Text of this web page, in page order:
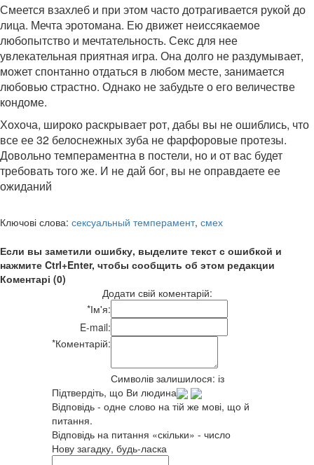
Смеется взахлеб и при этом часто дотрагивается рукой до
лица. Мечта эротомана. Ею движет неиссякаемое
любопытство и мечтательность. Секс для нее
увлекательная приятная игра. Она долго не раздумывает,
может спонтанно отдаться в любом месте, занимается
любовью страстно. Однако не забудьте о его величестве
кондоме.
Хохоча, широко раскрывает рот, дабы вы не ошиблись, что
все ее 32 белоснежных зуба не фарфоровые протезы.
Довольно темпераментна в постели, но и от вас будет
требовать того же. И не дай бог, вы не оправдаете ее
ожиданий
Ключові слова: сексуальный темперамент, смех
Если вы заметили ошибку, выделите текст с ошибкой и
нажмите Ctrl+Enter, чтобы сообщить об этом редакции
Коментарі (0)
Додати свій коментарій:
*Ім'я:
E-mail:
*Коментарій:
Символів залишилося: із
Підтвердіть, що Ви людина
Відповідь - одне слово на тій же мові, що й
питання.
Відповідь на питання «скільки» - число
Нову загадку, будь-ласка